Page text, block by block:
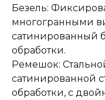
Безель:
многогранными
сатинированный
обработки.
Ремешок:
сатинированной
обработки, с
Оплата при получении
Заказ опласивается
после примерки и
осмотра товара